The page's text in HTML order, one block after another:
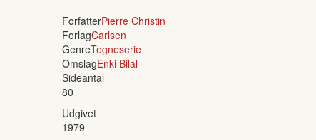
ForfatterPierre Christin
ForlagCarlsen
GenreTegneserie
OmslagEnki Bilal
Sideantal
80
Udgivet
1979